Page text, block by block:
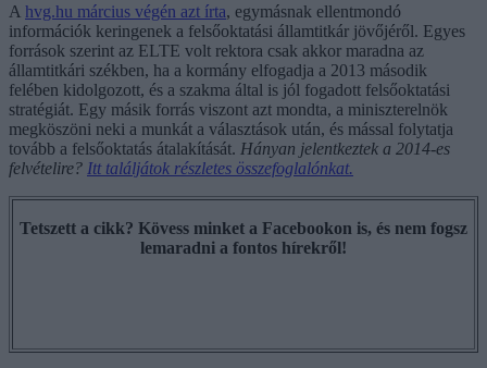
A hvg.hu március végén azt írta, egymásnak ellentmondó
információk keringenek a felsőoktatási államtitkár jövőjéről. Egyes
források szerint az ELTE volt rektora csak akkor maradna az
államtitkári székben, ha a kormány elfogadja a 2013 második
felében kidolgozott, és a szakma által is jól fogadott felsőoktatási
stratégiát. Egy másik forrás viszont azt mondta, a miniszterelnök
megköszöni neki a munkát a választások után, és mással folytatja
tovább a felsőoktatás átalakítását. Hányan jelentkeztek a 2014-es
felvételire? Itt találjátok részletes összefoglalónkat.
Tetszett a cikk? Kövess minket a Facebookon is, és nem fogsz
lemaradni a fontos hírekről!